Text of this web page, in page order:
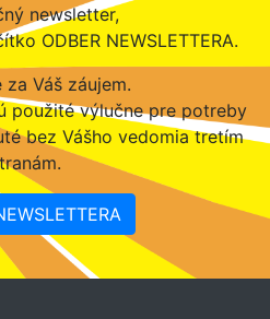
newsletter,
ODBER NEWSLETTERA.
za Váš záujem.
použité výlučne pre potreby
bez Vášho vedomia tretím